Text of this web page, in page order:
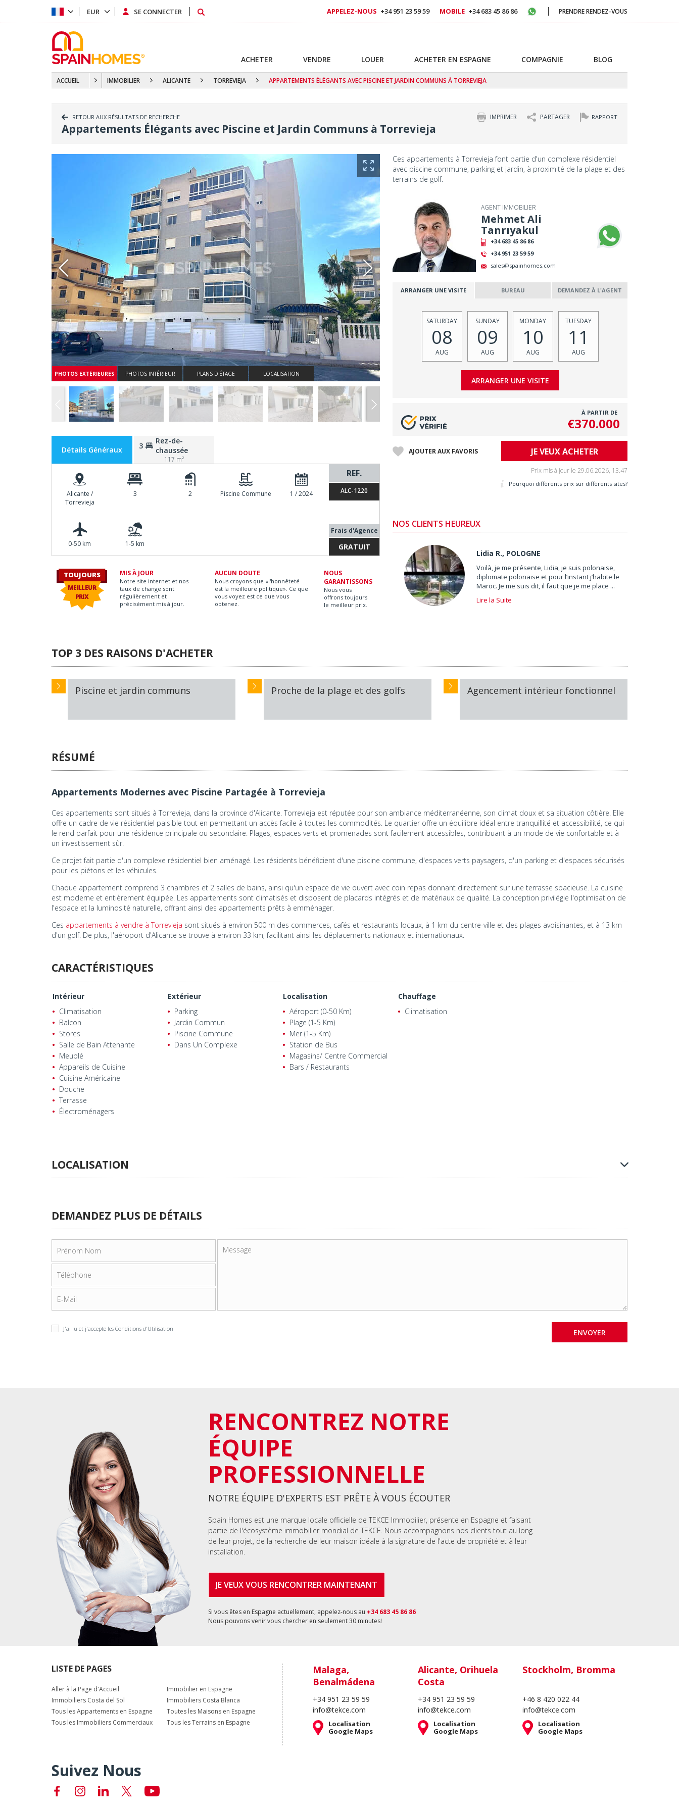
ACCUEIL IMMOBILIER ALICANTE TORREVIEJA APPARTEMENTS ÉLÉGANTS AVEC PISCINE ET JARDIN COMMUNS À TORREVIEJA
RETOUR AUX RÉSULTATS DE RECHERCHE RAPPORT
PARTAGER
IMPRIMER
Appartements Élégants avec Piscine et Jardin Communs à Torrevieja
PHOTOS EXTÉRIEURES PHOTOS INTÉRIEUR PLANS D'ÉTAGE LOCALISATION
Détails Généraux 3
Rez-de-
chaussée
117 m²
REF.
ALC-1220
Frais d'Agence
GRATUIT
Alicante /
Torrevieja
3 2 Piscine Commune 1 / 2024
0-50 km 1-5 km
TOUJOURS
MEILLEUR
PRIX
MIS À JOUR
Notre site internet et nos
taux de change sont
régulièrement et
précisément mis à jour.
AUCUN DOUTE
Nous croyons que «l'honnêteté
est la meilleure politique». Ce que
vous voyez est ce que vous
obtenez.
NOUS
GARANTISSONS
Nous vous
offrons toujours
le meilleur prix.
Ces appartements à Torrevieja font partie d'un complexe résidentiel
avec piscine commune, parking et jardin, à proximité de la plage et des
terrains de golf.
AGENT IMMOBILIER
Mehmet Ali
Tanrıyakul
+34 683 45 86 86
+34 951 23 59 59
sales@spainhomes.com
ARRANGER UNE VISITE BUREAU DEMANDEZ À L'AGENT
SATURDAY
08
AUG
SUNDAY
09
AUG
MONDAY
10
AUG
TUESDAY
11
AUG
À PARTIR DE
€370.000
AJOUTER AUX FAVORIS JE VEUX ACHETER
Prix mis à jour le 29.06.2026, 13.47
Pourquoi différents prix sur différents sites?
NOS CLIENTS HEUREUX
Lidia R., POLOGNE
Voilà, je me présente, Lidia, je suis polonaise,
diplomate polonaise et pour l’instant j’habite le
Maroc. Je me suis dit, il faut que je me place ...
Lire la Suite
TOP 3 DES RAISONS D'ACHETER
Piscine et jardin communs Proche de la plage et des golfs Agencement intérieur fonctionnel
RÉSUMÉ
Appartements Modernes avec Piscine Partagée à Torrevieja
Ces appartements sont situés à Torrevieja, dans la province d'Alicante. Torrevieja est réputée pour son ambiance méditerranéenne, son climat doux et sa situation côtière. Elle
offre un cadre de vie résidentiel paisible tout en permettant un accès facile à toutes les commodités. Le quartier offre un équilibre idéal entre tranquillité et accessibilité, ce qui
le rend parfait pour une résidence principale ou secondaire. Plages, espaces verts et promenades sont facilement accessibles, contribuant à un mode de vie confortable et à
un investissement sûr.
Ce projet fait partie d'un complexe résidentiel bien aménagé. Les résidents bénéficient d'une piscine commune, d'espaces verts paysagers, d'un parking et d'espaces sécurisés
pour les piétons et les véhicules.
Chaque appartement comprend 3 chambres et 2 salles de bains, ainsi qu'un espace de vie ouvert avec coin repas donnant directement sur une terrasse spacieuse. La cuisine
est moderne et entièrement équipée. Les appartements sont climatisés et disposent de placards intégrés et de matériaux de qualité. La conception privilégie l'optimisation de
l'espace et la luminosité naturelle, offrant ainsi des appartements prêts à emménager.
Ces appartements à vendre à Torrevieja sont situés à environ 500 m des commerces, cafés et restaurants locaux, à 1 km du centre-ville et des plages avoisinantes, et à 13 km
d'un golf. De plus, l'aéroport d'Alicante se trouve à environ 33 km, facilitant ainsi les déplacements nationaux et internationaux.
CARACTÉRISTIQUES
Intérieur
Climatisation
Balcon
Stores
Salle de Bain Attenante
Meublé
Appareils de Cuisine
Cuisine Américaine
Douche
Terrasse
Électroménagers
Extérieur
Parking
Jardin Commun
Piscine Commune
Dans Un Complexe
Localisation
Aéroport (0-50 Km)
Plage (1-5 Km)
Mer (1-5 Km)
Station de Bus
Magasins/ Centre Commercial
Bars / Restaurants
Chauffage
Climatisation
LOCALISATION
DEMANDEZ PLUS DE DÉTAILS
J'ai lu et j'accepte les Conditions d'Utilisation
EUR SE CONNECTER APPELEZ-NOUS +34 951 23 59 59 MOBILE +34 683 45 86 86 PRENDRE RENDEZ-VOUS
ACHETER VENDRE LOUER ACHETER EN ESPAGNE COMPAGNIE BLOG
RENCONTREZ NOTRE
ÉQUIPE
PROFESSIONNELLE
NOTRE ÉQUIPE D'EXPERTS EST PRÊTE À VOUS ÉCOUTER
Spain Homes est une marque locale officielle de TEKCE Immobilier, présente en Espagne et faisant
partie de l'écosystème immobilier mondial de TEKCE. Nous accompagnons nos clients tout au long
de leur projet, de la recherche de leur maison idéale à la signature de l'acte de propriété et à leur
installation.
JE VEUX VOUS RENCONTRER MAINTENANT
Si vous êtes en Espagne actuellement, appelez-nous au +34 683 45 86 86
Nous pouvons venir vous chercher en seulement 30 minutes!
LISTE DE PAGES
Aller à la Page d'Accueil
Immobilier en Espagne
Immobiliers Costa del Sol
Immobiliers Costa Blanca
Tous les Appartements en Espagne
Toutes les Maisons en Espagne
Tous les Immobiliers Commerciaux
Tous les Terrains en Espagne
Malaga,
Benalmádena
+34 951 23 59 59
info@tekce.com
Localisation
Google Maps
Alicante, Orihuela
Costa
+34 951 23 59 59
info@tekce.com
Localisation
Google Maps
Stockholm, Bromma
+46 8 420 022 44
info@tekce.com
Localisation
Google Maps
Suivez Nous